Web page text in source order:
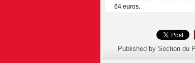
64 euros.
Published by Section du